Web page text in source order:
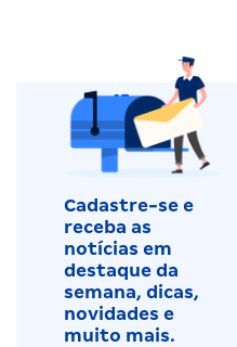
Cadastre-se e
receba as
notícias em
destaque da
semana, dicas,
novidades e
muito mais.